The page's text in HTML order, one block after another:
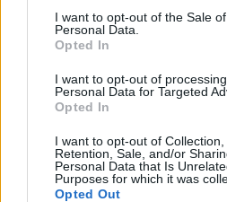
I want to opt-out of the Sale
Personal Data.
Opted In
I want to opt-out of
Personal Data for Targeted
Opted In
I want to opt-out of Collection,
Retention, Sale, and/or
Personal Data that Is
Purposes for which it was
Opted Out
Περιεχόμενα